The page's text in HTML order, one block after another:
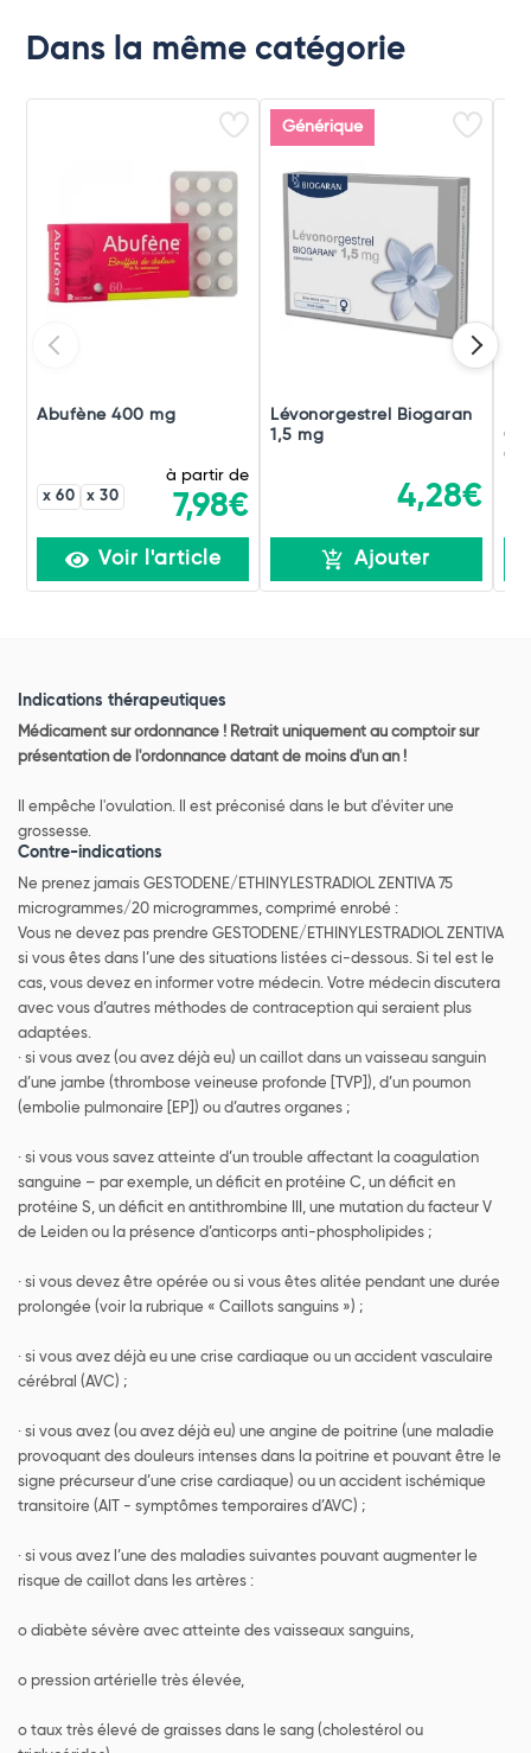
Dans la même catégorie
Abufène 400 mg
x 60 x 30
à partir de
7,98€
Voir l'article
Générique
Lévonorgestrel Biogaran
1,5 mg
4,28€
Ajouter
Indications thérapeutiques
Médicament sur ordonnance ! Retrait uniquement au comptoir sur
présentation de l'ordonnance datant de moins d'un an !
Il empêche l'ovulation. Il est préconisé dans le but d'éviter une
grossesse.
Contre-indications
Ne prenez jamais GESTODENE/ETHINYLESTRADIOL ZENTIVA 75
microgrammes/20 microgrammes, comprimé enrobé :
Vous ne devez pas prendre GESTODENE/ETHINYLESTRADIOL ZENTIVA
si vous êtes dans l’une des situations listées ci-dessous. Si tel est le
cas, vous devez en informer votre médecin. Votre médecin discutera
avec vous d’autres méthodes de contraception qui seraient plus
adaptées.
· si vous avez (ou avez déjà eu) un caillot dans un vaisseau sanguin
d’une jambe (thrombose veineuse profonde [TVP]), d’un poumon
(embolie pulmonaire [EP]) ou d’autres organes ;
· si vous vous savez atteinte d’un trouble affectant la coagulation
sanguine – par exemple, un déficit en protéine C, un déficit en
protéine S, un déficit en antithrombine III, une mutation du facteur V
de Leiden ou la présence d’anticorps anti-phospholipides ;
· si vous devez être opérée ou si vous êtes alitée pendant une durée
prolongée (voir la rubrique « Caillots sanguins ») ;
· si vous avez déjà eu une crise cardiaque ou un accident vasculaire
cérébral (AVC) ;
· si vous avez (ou avez déjà eu) une angine de poitrine (une maladie
provoquant des douleurs intenses dans la poitrine et pouvant être le
signe précurseur d’une crise cardiaque) ou un accident ischémique
transitoire (AIT - symptômes temporaires d’AVC) ;
· si vous avez l’une des maladies suivantes pouvant augmenter le
risque de caillot dans les artères :
o diabète sévère avec atteinte des vaisseaux sanguins,
o pression artérielle très élevée,
o taux très élevé de graisses dans le sang (cholestérol ou